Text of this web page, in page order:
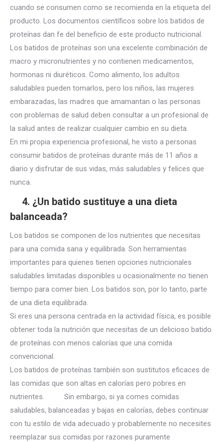
cuando se consumen como se recomienda en la etiqueta del
producto. Los documentos científicos sobre los batidos de
proteínas dan fe del beneficio de este producto nutricional.
Los batidos de proteínas son una excelente combinación de
macro y micronutrientes y no contienen medicamentos,
hormonas ni diuréticos. Como alimento, los adultos
saludables pueden tomarlos, pero los niños, las mujeres
embarazadas, las madres que amamantan o las personas
con problemas de salud deben consultar a un profesional de
la salud antes de realizar cualquier cambio en su dieta.
En mi propia experiencia profesional, he visto a personas
consumir batidos de proteínas durante más de 11 años a
diario y disfrutar de sus vidas, más saludables y felices que
nunca.
4. ¿Un batido sustituye a una dieta
balanceada?
Los batidos se componen de los nutrientes que necesitas
para una comida sana y equilibrada. Son herramientas
importantes para quienes tienen opciones nutricionales
saludables limitadas disponibles u ocasionalmente no tienen
tiempo para comer bien. Los batidos son, por lo tanto, parte
de una dieta equilibrada.
Si eres una persona centrada en la actividad física, es posible
obtener toda la nutrición que necesitas de un delicioso batido
de proteínas con menos calorías que una comida
convencional.
Los batidos de proteínas también son sustitutos eficaces de
las comidas que son altas en calorías pero pobres en
nutrientes. Sin embargo, si ya comes comidas
saludables, balanceadas y bajas en calorías, debes continuar
con tu estilo de vida adecuado y probablemente no necesites
reemplazar sus comidas por razones puramente